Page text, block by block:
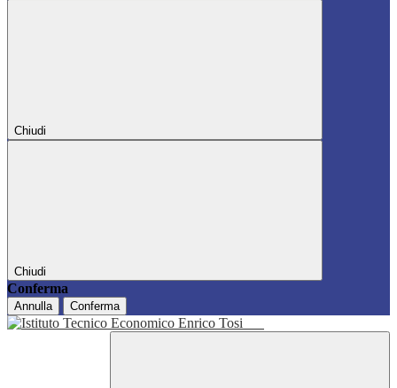
Chiudi
Chiudi
Conferma
Annulla Conferma